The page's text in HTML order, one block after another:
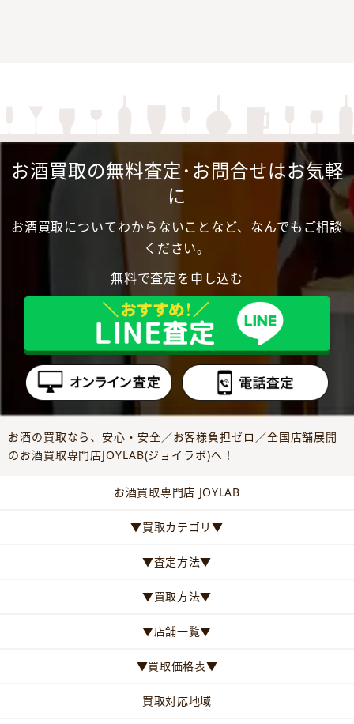
お酒買取の無料査定･お問合せはお気軽
に
お酒買取についてわからないことなど、なんでもご相談
ください。
無料で査定を申し込む
お酒の買取なら、安心・安全／お客様負担ゼロ／全国店舗展開
のお酒買取専門店JOYLAB(ジョイラボ)へ！
お酒買取専門店 JOYLAB
▼買取カテゴリ▼
▼査定方法▼
▼買取方法▼
▼店舗一覧▼
▼買取価格表▼
買取対応地域